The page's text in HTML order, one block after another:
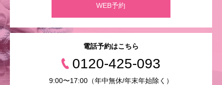
WEB予約
電話予約はこちら
0120-425-093
9:00〜17:00（年中無休/年末年始除く）